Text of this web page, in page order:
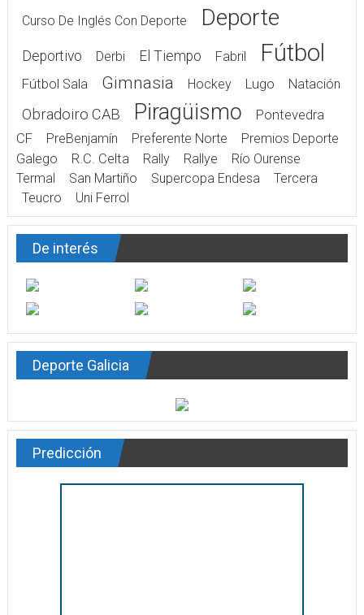
Curso De Inglés Con Deporte
Deporte
Deportivo Derbi El Tiempo Fabril Fútbol
Fútbol Sala Gimnasia Hockey Lugo Natación
Obradoiro CAB Piragüismo
Pontevedra
CF
PreBenjamín Preferente Norte
Premios Deporte
Galego
R.C. Celta Rally Rallye
Río Ourense
Termal
San Martiño Supercopa Endesa
Tercera
Teucro
Uni Ferrol
De interés
Deporte Galicia
Predicción